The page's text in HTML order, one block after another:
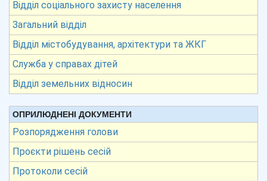
Відділ соціального захисту населення
Загальний відділ
Відділ містобудування, архітектури та ЖКГ
Служба у справах дітей
Відділ земельних відносин
ОПРИЛЮДНЕНІ ДОКУМЕНТИ
Розпорядження голови
Проєкти рішень сесій
Протоколи сесій